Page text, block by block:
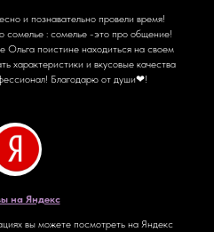
и познавательно провели время!
сомелье : сомелье -это про общение!
Ольга поистине находиться на своем
характеристики и вкусовые качества
Благодарю от души❤!
на Яндекс
вы можете посмотреть на Яндекс